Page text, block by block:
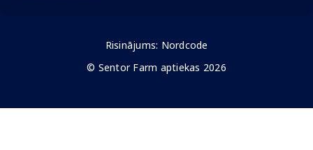
Risinājums: Nordcode
© Sentor Farm aptiekas 2026